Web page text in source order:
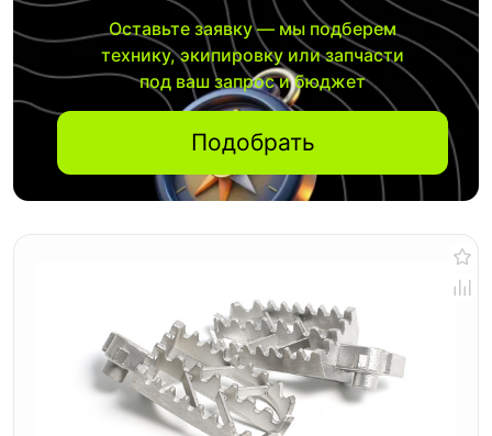
Оставьте заявку — мы подберем
технику, экипировку или запчасти
под ваш запрос и бюджет
Подобрать